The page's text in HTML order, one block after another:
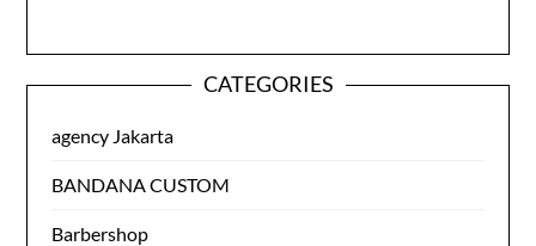
CATEGORIES
agency Jakarta
BANDANA CUSTOM
Barbershop